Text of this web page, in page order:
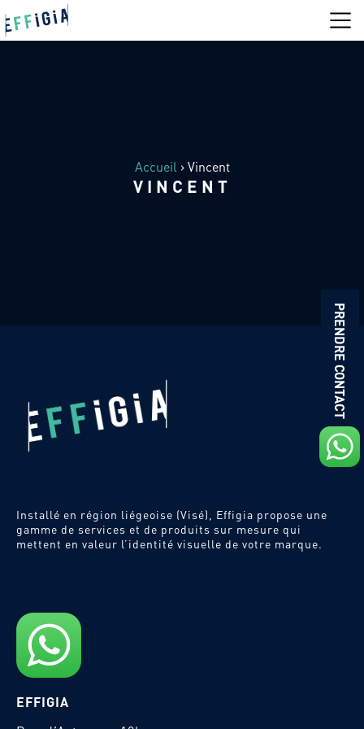
Accueil ›Vincent
VINCENT
Installé en région liégeoise (Visé), Effigia propose une
gamme de services et de produits sur mesure qui
mettent en valeur l’identité visuelle de votre marque.
EFFIGIA
PRENDRE CONTACT